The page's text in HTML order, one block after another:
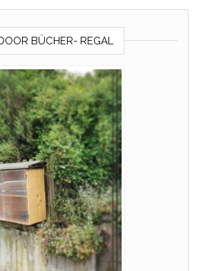
BÜCHER- REGAL